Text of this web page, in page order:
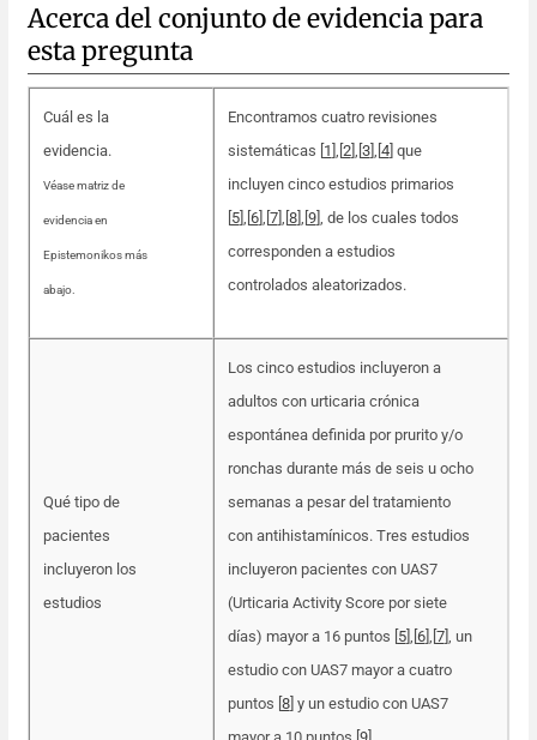
Acerca del conjunto de evidencia para
esta pregunta
Cuál es la
evidencia.
Véase matriz de
evidencia en
Epistemonikos más
abajo.
Encontramos cuatro revisiones
sistemáticas [ 1 2],[ 3],[ 4] que
incluyen cinco estudios primarios
5],[ 6],[ 7],[ 8],[ 9], de los cuales todos
corresponden a estudios
controlados aleatorizados.
Qué tipo de
pacientes
incluyeron los
estudios
Los cinco estudios incluyeron a
adultos con urticaria crónica
espontánea definida por prurito y/o
ronchas durante más de seis u ocho
semanas a pesar del tratamiento
con antihistamínicos. Tres estudios
incluyeron pacientes con UAS7
(Urticaria Activity Score por siete
días) mayor a 16 puntos [ 5] 6] 7], un
estudio con UAS7 mayor a cuatro
puntos [ 8] y un estudio con UAS7